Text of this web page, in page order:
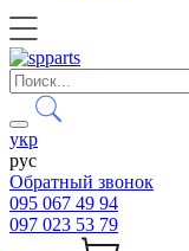
укр
рус
Обратный звонок
095 067 49 94
097 023 53 79